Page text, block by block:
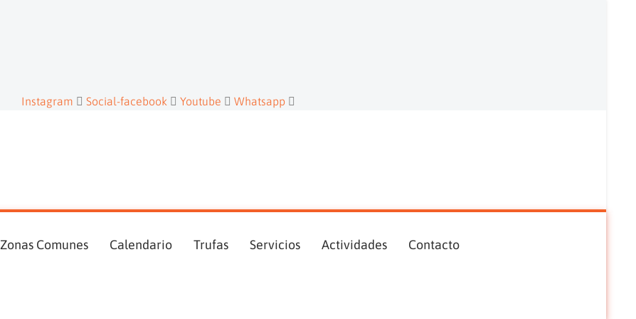
Instagram Social-facebook Youtube Whatsapp
Zonas Comunes Calendario Trufas Servicios Actividades Contacto